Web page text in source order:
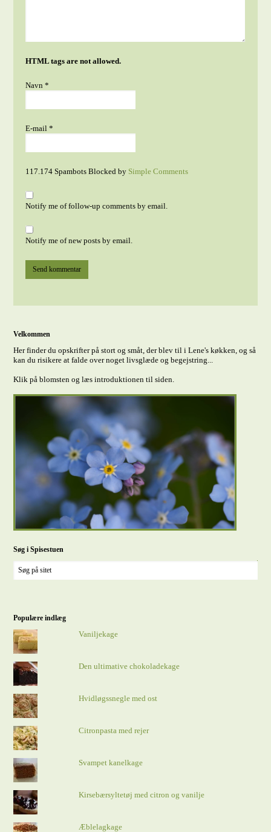
HTML tags are not allowed.
Navn*
E-mail*
117.174 Spambots Blocked by Simple Comments
Notify me of follow-up comments by email.
Notify me of new posts by email.
Velkommen
Her finder du opskrifter på stort og småt, der blev til i Lene's køkken, og så
kan du risikere at falde over noget livsglæde og begejstring...
Klik på blomsten og læs introduktionen til siden.
Søg i Spisestuen
Populære indlæg
Vaniljekage
Den ultimative chokoladekage
Hvidløgssnegle med ost
Citronpasta med rejer
Svampet kanelkage
Kirsebærsyltetøj med citron og vanilje
Æblelagkage